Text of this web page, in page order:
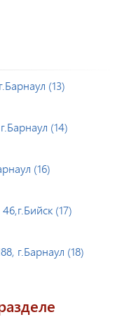
(13)
(14)
(16)
(17)
г.Барнаул (18)